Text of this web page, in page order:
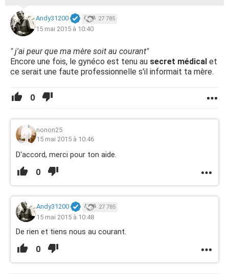
Andy31200 27 785
15 mai 2015 à 10:40
" j'ai peur que ma mère soit au courant"
Encore une fois, le gynéco est tenu au secret médical et
ce serait une faute professionnelle s'il informait ta mère.
0
nonon25
15 mai 2015 à 10:46
D'accord, merci pour ton aide.
0
Andy31200 27 785
15 mai 2015 à 10:48
De rien et tiens nous au courant.
0